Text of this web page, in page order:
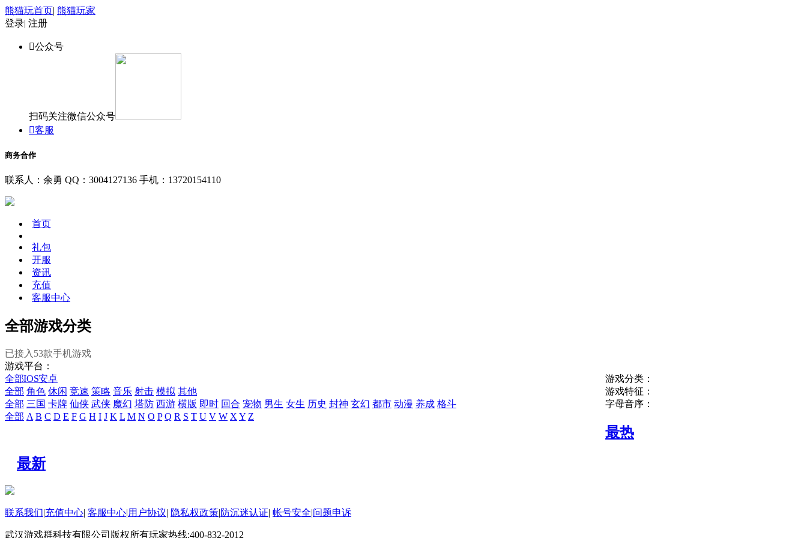
熊猫玩首页| 熊猫玩家
登录| 注册
公众号
扫码关注微信公众号
客服
商务合作
联系人：余勇 QQ：3004127136 手机：13720154110
首页
礼包
开服
资讯
充值
客服中心
全部游戏分类
已接入 53款手机游戏
游戏平台：
全部IOS安卓
游戏分类：
全部 角色 休闲 竞速 策略 音乐 射击 模拟 其他
游戏特征：
全部 三国 卡牌 仙侠 武侠 魔幻 塔防 西游 横版 即时 回合 宠物 男生 女生 历史 封神 玄幻 都市 动漫 养成 格斗
字母音序：
全部 A B C D E F G H I J K L M N O P Q R S T U V W X Y Z
最热
最新
联系我们|充值中心| 客服中心|用户协议| 隐私权政策|防沉迷认证| 帐号安全|问题申诉
武汉游戏群科技有限公司版权所有玩家热线:400-832-2012